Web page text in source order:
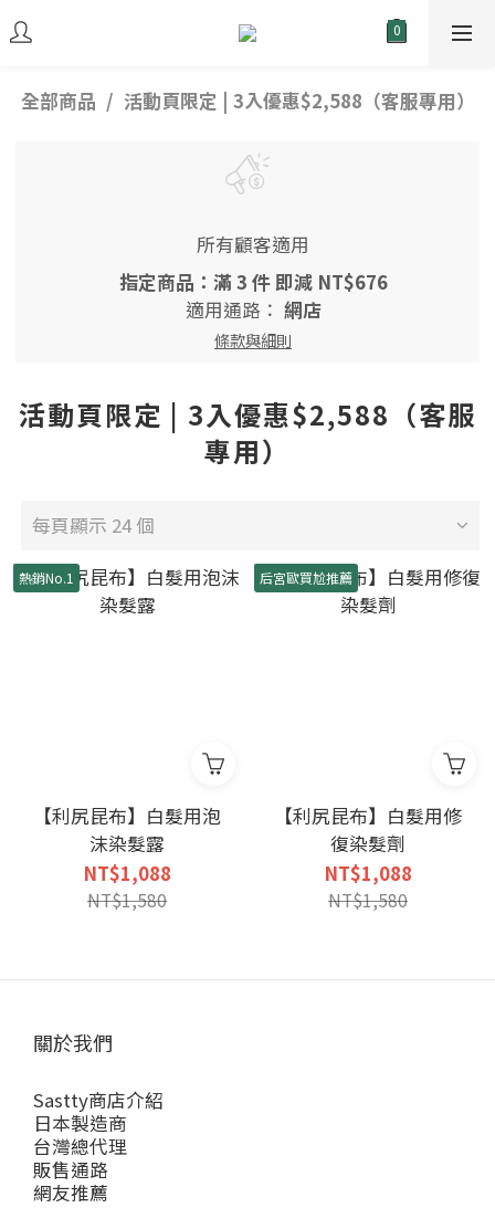
全部商品 活動頁限定 | 3入優惠$2,588（客服專用）
所有顧客適用
指定商品：滿 3 件 即減 NT$676
適用通路： 網店
條款與細則
活動頁限定 | 3入優惠$2,588（客服
專用）
每頁顯示 24 個
熱銷No.1
【利尻昆布】白髮用泡
沫染髮露
NT$1,088
NT$1,580
后宮歐買尬推薦
【利尻昆布】白髮用修
復染髮劑
NT$1,088
NT$1,580
關於我們
Sastty商店介紹
日本製造商
台灣總代理
販售通路
網友推薦